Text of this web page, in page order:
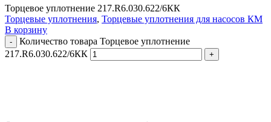
Торцевое уплотнение 217.R6.030.622/6КК
Торцевые уплотнения, Торцевые уплотнения для насосов КМ
В корзину
Количество товара Торцевое уплотнение
217.R6.030.622/6КК